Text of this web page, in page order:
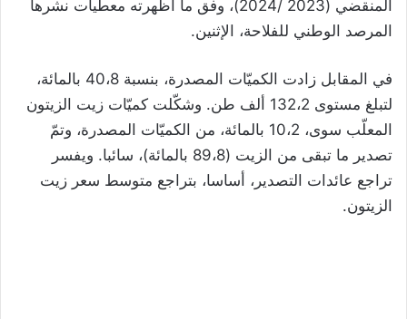
المنقضي (2023 /2024)، وفق ما أظهرته معطيات نشرها
المرصد الوطني للفلاحة، الإثنين.
في المقابل زادت الكميّات المصدرة، بنسبة 40،8 بالمائة،
لتبلغ مستوى 132،2 ألف طن. وشكّلت كميّات زيت الزيتون
المعلّب سوى، 10،2 بالمائة، من الكميّات المصدرة، وتمّ
تصدير ما تبقى من الزيت (89،8 بالمائة)، سائبا. ويفسر
تراجع عائدات التصدير، أساسا، بتراجع متوسط سعر زيت
الزيتون.